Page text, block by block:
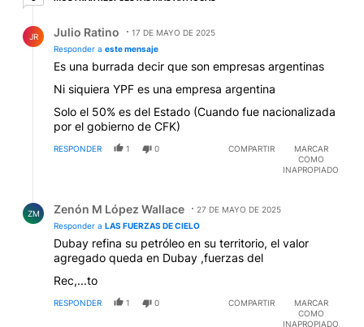
JR Julio Ratino
17 DE MAYO DE 2025
Responder a este mensaje
Es una burrada decir que son empresas argentinas
Ni siquiera YPF es una empresa argentina
Solo el 50% es del Estado (Cuando fue nacionalizada
por el gobierno de CFK)
RESPONDER 1 0 COMPARTIR
MARCAR
COMO
INAPROPIADO
ZM Zenón M López Wallace
27 DE MAYO DE 2025
Responder a LAS FUERZAS DE CIELO
Dubay refina su petróleo en su territorio, el valor
agregado queda en Dubay ,fuerzas del
Rec,...to
RESPONDER 1 0 COMPARTIR
MARCAR
COMO
INAPROPIADO